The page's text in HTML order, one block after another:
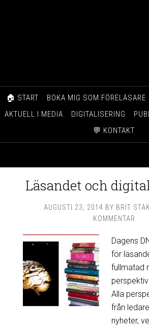
🏠 START BOKA MIG SOM FÖRELÄSARE
AKTUELL I MEDIA
DIGITALISERING
💬 KONTAKT
Läsandet och
AUGUSTI 23, 2014 BY BRIT
KOMMENTAR
Dagens
för
fullmatad
Alla
från
nyheter,